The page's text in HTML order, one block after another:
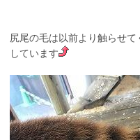
尻尾の毛は以前より触らせ
しています